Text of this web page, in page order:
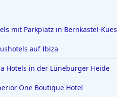
mit Parkplatz in Bernkastel-Kues
auf Ibiza
Hotels in der Lüneburger Heide
One Boutique Hotel